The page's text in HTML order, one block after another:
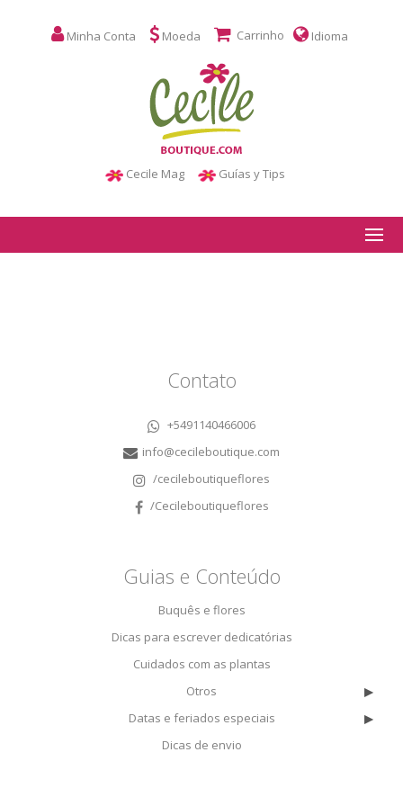
Minha Conta Moeda Carrinho Idioma
Cecile Mag Guías y Tips
Contato
+5491140466006
info@cecileboutique.com
/cecileboutiqueflores
/Cecileboutiqueflores
Guias e Conteúdo
Buquês e flores
Dicas para escrever dedicatórias
Cuidados com as plantas
Otros
▸
Datas e feriados especiais ▸
Dicas de envio